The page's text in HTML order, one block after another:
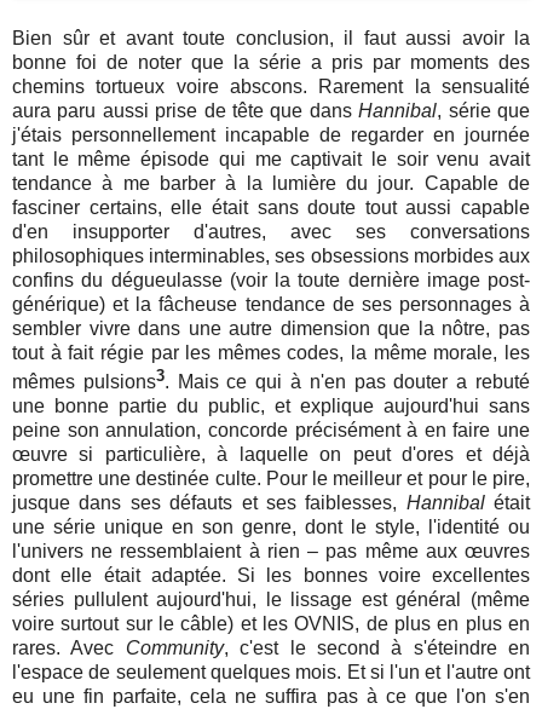
Bien sûr et avant toute conclusion, il faut aussi avoir la
bonne foi de noter que la série a pris par moments des
chemins tortueux voire abscons. Rarement la sensualité
aura paru aussi prise de tête que dansHannibal, série que
j'étais personnellement incapable de regarder en journée
tant le même épisode qui me captivait le soir venu avait
tendance à me barber à la lumière du jour. Capable de
fasciner certains, elle était sans doute tout aussi capable
d'en insupporter d'autres, avec ses conversations
philosophiques interminables, ses obsessions morbides aux
confins du dégueulasse (voir la toute dernière image post-
générique) et la fâcheuse tendance de ses personnages à
sembler vivre dans une autre dimension que la nôtre, pas
tout à fait régie par les mêmes codes, la même morale, les
mêmes pulsions3. Mais ce qui à n'en pas douter a rebuté
une bonne partie du public, et explique aujourd'hui sans
peine son annulation, concorde précisément à en faire une
œuvre si particulière, à laquelle on peut d'ores et déjà
promettre une destinée culte. Pour le meilleur et pour le pire,
jusque dans ses défauts et ses faiblesses, Hannibalétait
une série unique en son genre, dont le style, l'identité ou
l'univers ne ressemblaient à rien – pas même aux œuvres
dont elle était adaptée. Si les bonnes voire excellentes
séries pullulent aujourd'hui, le lissage est général (même
voire surtout sur le câble) et les OVNIS, de plus en plus en
rares. Avec Community, c'est le second à s'éteindre en
l'espace de seulement quelques mois. Et si l'un et l'autre ont
eu une fin parfaite, cela ne suffira pas à ce que l'on s'en